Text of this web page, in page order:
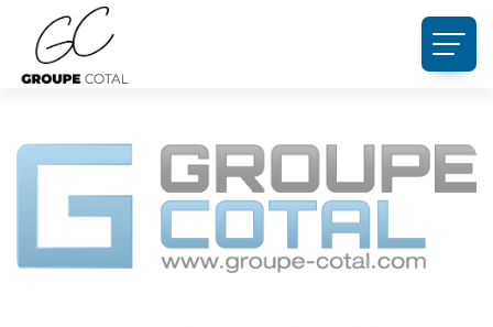
Panneau de gestion des cookies